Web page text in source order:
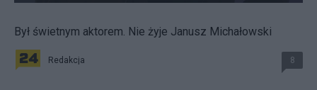
Był świetnym aktorem. Nie żyje Janusz Michałowski
Redakcja 8